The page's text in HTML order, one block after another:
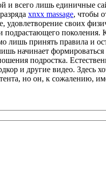
и всего лишь единичные
xnxx massage, чтобы
своих
лишь принять правила и
начинает
подростка.
и другие видео. Здесь
но он, к сожалению,